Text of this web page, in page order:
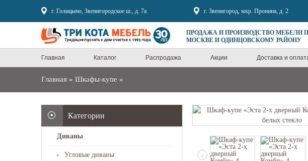
г. Голицыно, Звенигородское ш., д. 7а г. Звенигород, мкр. Пронина, д. 2
ПРОДАЖА И ПРОИЗВОДСТВО МЕБЕЛИ
МОСКВЕ И ОДИНЦОВСКОМУ РАЙОНУ
Главная Каталог Распродажа Акции Доставка и
Главная » Шкафы-купе »
Категории
Диваны
Угловые диваны ‹